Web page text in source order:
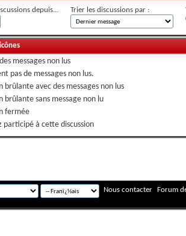
depuis... Trier les discussions par :
messages non lus
pas de messages non lus.
brûlante avec des messages non lus
brûlante sans message non lu
fermée
participé à cette discussion
Nous contacter Forum